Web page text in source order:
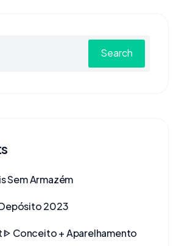
Search
Sem Armazém
2023
ᐈ Conceito + Aparelhamento